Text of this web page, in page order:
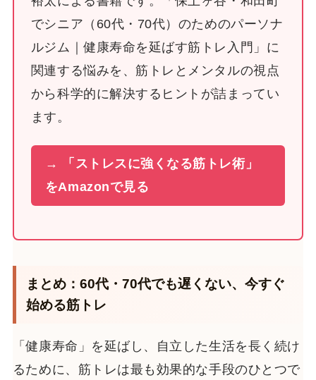
でシニア（60代・70代）のためのパーソナ
ルジム｜健康寿命を延ばす筋トレ入門」に
関連する悩みを、筋トレとメンタルの視点
から科学的に解決するヒントが詰まってい
ます。
→ 「ストレスに強くなる筋トレ術」
をAmazonで見る
まとめ：60代・70代でも遅くない、今すぐ
始める筋トレ
「健康寿命」を延ばし、自立した生活を長く続け
るために、筋トレは最も効果的な手段のひとつで